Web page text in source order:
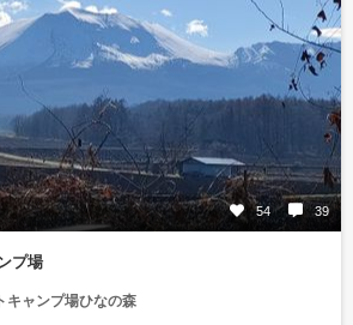
54 39
プ場
キャンプ場ひなの森